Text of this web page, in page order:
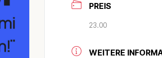
PREIS
23.00
WEITERE